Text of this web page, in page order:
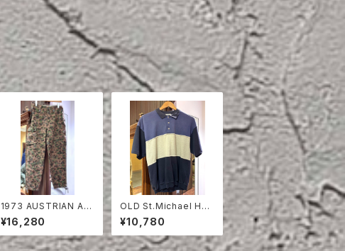
1973 AUSTRIAN AR
MY PEA DOT CAMO
FIERD PANTS
¥16,280
OLD St.Michael HAL
F SLEEVE SWEAT S
HIRT
¥10,780